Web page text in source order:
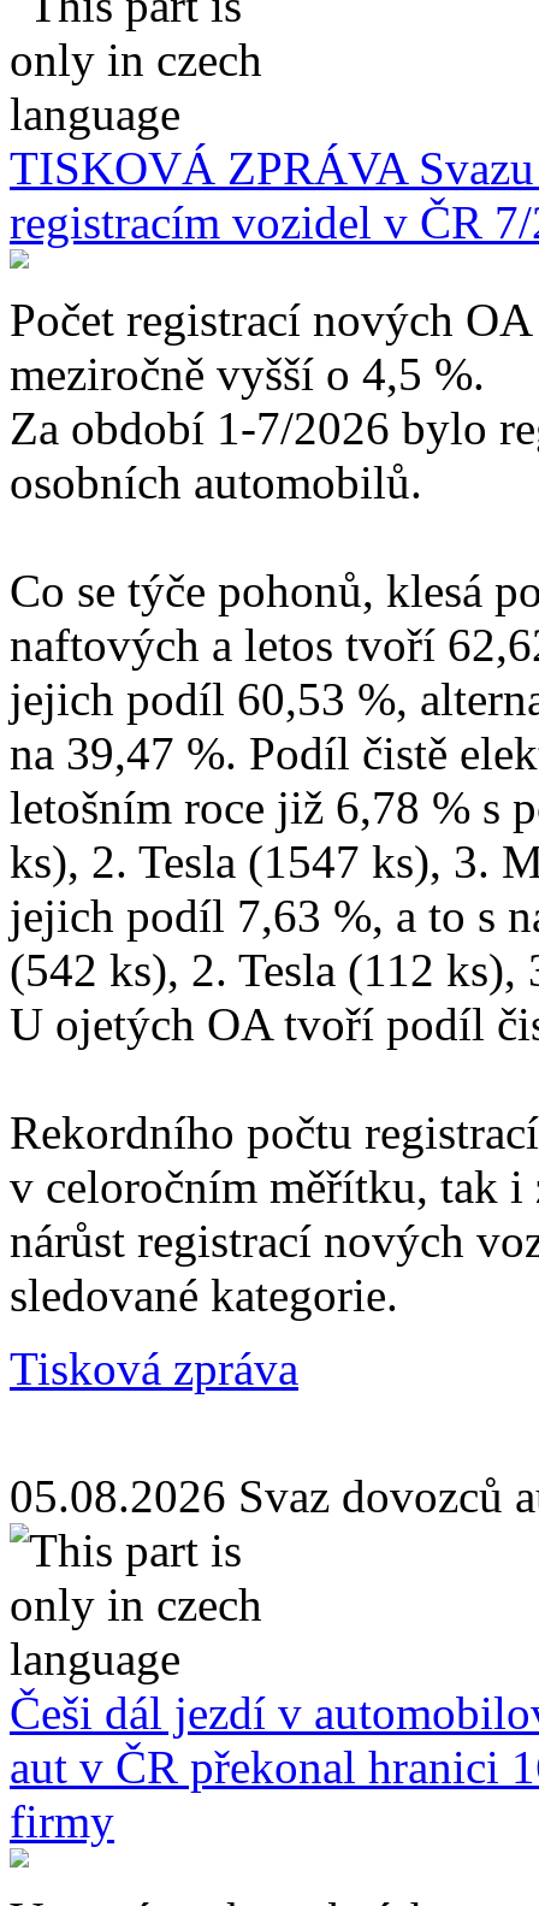
TISKOVÁ ZPRÁVA
registracím vozidel v ČR
Počet registrací nových
meziročně vyšší o 4,5 %.
Za období 1-7/2026 bylo
osobních automobilů.
Co se týče pohonů, klesá
naftových a letos tvoří
jejich podíl 60,53 %,
na 39,47 %. Podíl čistě
letošním roce již 6,78 % s
ks), 2. Tesla (1547 ks), 3.
jejich podíl 7,63 %, a to s
(542 ks), 2. Tesla (112
U ojetých OA tvoří podíl
Rekordního počtu
v celoročním měřítku, tak i
nárůst registrací nových
sledované kategorie.
Tisková zpráva
05.08.2026 Svaz dovozců
Češi dál jezdí v
aut v ČR překonal hranici
firmy